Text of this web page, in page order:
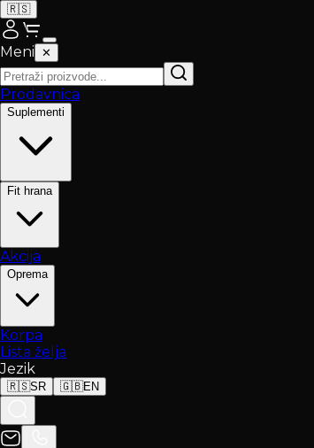
🇷🇸
Meni ✕
Prodavnica
Suplementi
Fit hrana
Akcija
Oprema
Korpa
Lista želja
Jezik
🇷🇸SR 🇬🇧EN